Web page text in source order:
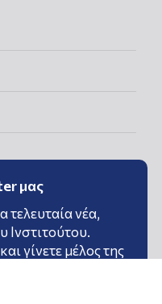
μας
τελευταία νέα,
Ινστιτούτου.
γίνετε μέλος της